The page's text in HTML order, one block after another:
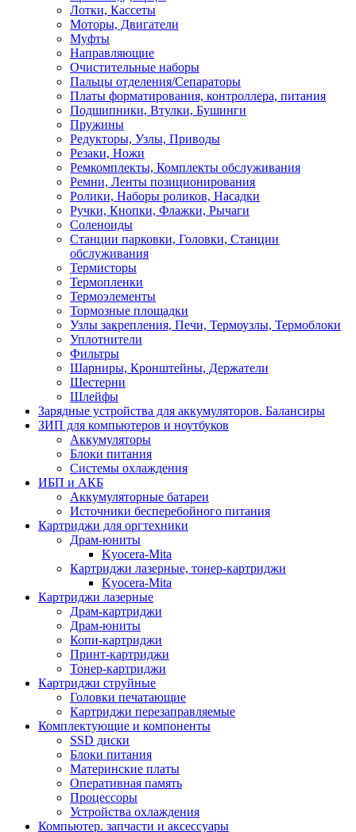
Лотки, Кассеты
Моторы, Двигатели
Муфты
Направляющие
Очистительные наборы
Пальцы отделения/Сепараторы
Платы форматирования, контроллера, питания
Подшипники, Втулки, Бушинги
Пружины
Редукторы, Узлы, Приводы
Резаки, Ножи
Ремкомплекты, Комплекты обслуживания
Ремни, Ленты позиционирования
Ролики, Наборы роликов, Насадки
Ручки, Кнопки, Флажки, Рычаги
Соленоиды
Станции парковки, Головки, Станции
обслуживания
Термисторы
Термопленки
Термоэлементы
Тормозные площадки
Узлы закрепления, Печи, Термоузлы, Термоблоки
Уплотнители
Фильтры
Шарниры, Кронштейны, Держатели
Шестерни
Шлейфы
Зарядные устройства для аккумуляторов. Балансиры
ЗИП для компьютеров и ноутбуков
Аккумуляторы
Блоки питания
Системы охлаждения
ИБП и АКБ
Аккумуляторные батареи
Источники бесперебойного питания
Картриджи для оргтехники
Драм-юниты
Kyocera-Mita
Картриджи лазерные, тонер-картриджи
Kyocera-Mita
Картриджи лазерные
Драм-картриджи
Драм-юниты
Копи-картриджи
Принт-картриджи
Тонер-картриджи
Картриджи струйные
Головки печатающие
Картриджи перезаправляемые
Комплектующие и компоненты
SSD диски
Блоки питания
Материнские платы
Оперативная память
Процессоры
Устройства охлаждения
Компьютер. запчасти и аксессуары